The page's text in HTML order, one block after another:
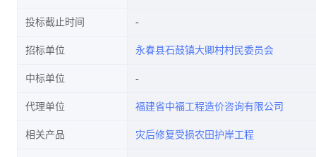
投标截止时间
招标单位 永春县石鼓镇大卿村村民委员会
中标单位
代理单位 福建省中福工程造价咨询有限公司
相关产品 灾后修复受损农田护岸工程